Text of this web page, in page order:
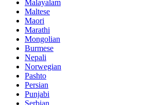
Malayalam
Maltese
Maori
Marathi
Mongolian
Burmese
Nepali
Norwegian
Pashto
Persian
Punjabi